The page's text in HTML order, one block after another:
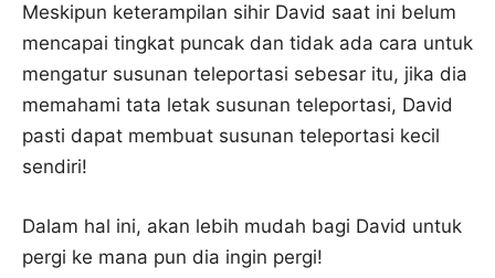
Meskipun keterampilan sihir David saat ini belum
mencapai tingkat puncak dan tidak ada cara untuk
mengatur susunan teleportasi sebesar itu, jika dia
memahami tata letak susunan teleportasi, David
pasti dapat membuat susunan teleportasi kecil
sendiri!
Dalam hal ini, akan lebih mudah bagi David untuk
pergi ke mana pun dia ingin pergi!